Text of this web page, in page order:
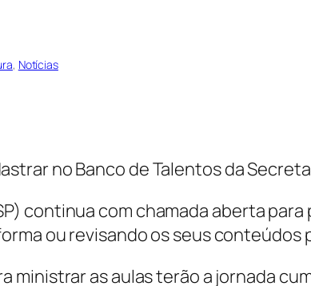
, Notícias
no Banco de Talentos da
continua com chamada aberta
ou revisando os seus conteúdos
ministrar as aulas terão a jornada